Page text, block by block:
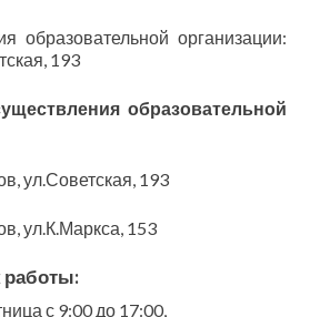
образовательной организации:
193
образовательной
ул.Советская, 193
ул.К.Маркса, 153
работы:
с 9:00 до 17:00,